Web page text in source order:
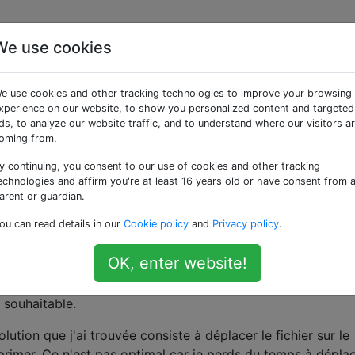
la corbeille lors
d'un fichier?
disques durs externes USB et lecteurs flash à mon
de fichiers et leur permettre de récupérer de
il sera conservé dans un dossier de corbeille masqué
la corbeille. Cela me force également à vider ma
le disque externe est toujours connecté pour récupérer
que j'ai trouvée consiste à déplacer le fichier sur le
use cookies
use cookies and other tracking technologies to improve your browsing
on our website, to show you personalized content and targeted
to analyze our website traffic, and to understand where our visitors
from.
continuing, you consent to our use of cookies and other tracking
and affirm you're at least 16 years old or have consent from a
or guardian.
can read details in our Cookie policy and Privacy policy.
OK, enter website!